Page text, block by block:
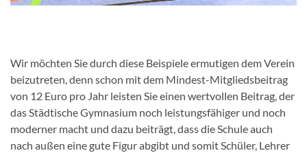
Wir möchten Sie durch diese Beispiele ermutigen dem Verein
beizutreten, denn schon mit dem Mindest-Mitgliedsbeitrag
von 12 Euro pro Jahr leisten Sie einen wertvollen Beitrag, der
das Städtische Gymnasium noch leistungsfähiger und noch
moderner macht und dazu beiträgt, dass die Schule auch
nach außen eine gute Figur abgibt und somit Schüler, Lehrer